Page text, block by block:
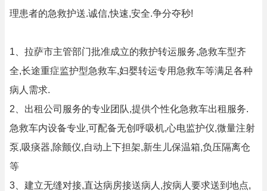
理患者的急救护送.诚信,快速,安全.争分夺秒!
1、拉萨市主管部门批准成立的救护转运服务,急救车型齐
全,长途重症监护型急救车,妇婴转运专用急救车等满足各种
病人需求.
2、出租公司服务的专业团队,提供个性化急救车出租服务.
急救车内设备专业,可配备无创呼吸机,心电监护仪,微量注射
泵,吸痰器,除颤仪,自动上下担架,新生儿保温箱,负压隔离仓
等
3、建立无缝对接,直达病房接送病人,按病人要求送到地点,